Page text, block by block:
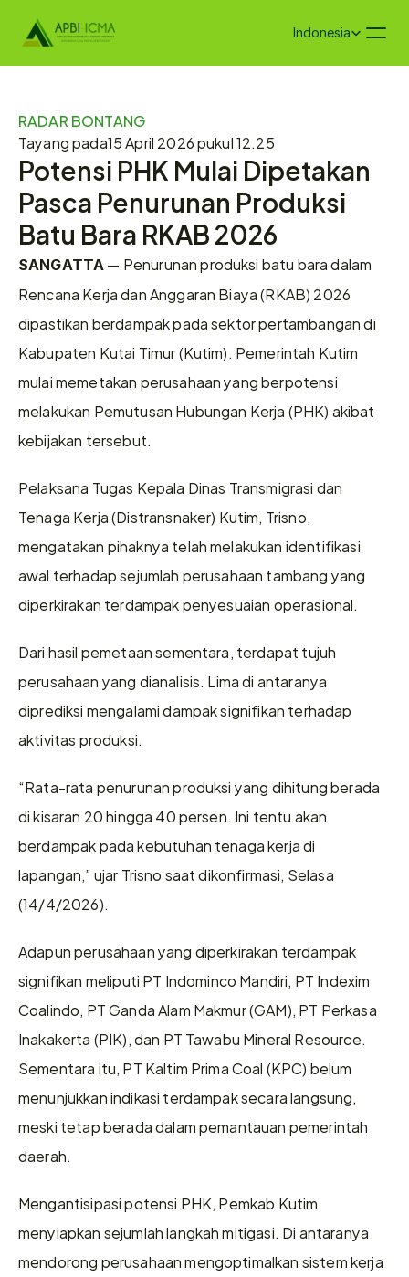
Select Language
Indonesia
RADAR BONTANG
Tayang pada15 April 2026 pukul 12.25
Potensi PHK Mulai Dipetakan
Pasca Penurunan Produksi
Batu Bara RKAB 2026
SANGATTA — Penurunan produksi batu bara dalam
Rencana Kerja dan Anggaran Biaya (RKAB) 2026
dipastikan berdampak pada sektor pertambangan di
Kabupaten Kutai Timur (Kutim). Pemerintah Kutim
mulai memetakan perusahaan yang berpotensi
melakukan Pemutusan Hubungan Kerja (PHK) akibat
kebijakan tersebut.
Pelaksana Tugas Kepala Dinas Transmigrasi dan
Tenaga Kerja (Distransnaker) Kutim, Trisno,
mengatakan pihaknya telah melakukan identifikasi
awal terhadap sejumlah perusahaan tambang yang
diperkirakan terdampak penyesuaian operasional.
Dari hasil pemetaan sementara, terdapat tujuh
perusahaan yang dianalisis. Lima di antaranya
diprediksi mengalami dampak signifikan terhadap
aktivitas produksi.
“Rata-rata penurunan produksi yang dihitung berada
di kisaran 20 hingga 40 persen. Ini tentu akan
berdampak pada kebutuhan tenaga kerja di
lapangan,” ujar Trisno saat dikonfirmasi, Selasa
(14/4/2026).
Adapun perusahaan yang diperkirakan terdampak
signifikan meliputi PT Indominco Mandiri, PT Indexim
Coalindo, PT Ganda Alam Makmur (GAM), PT Perkasa
Inakakerta (PIK), dan PT Tawabu Mineral Resource.
Sementara itu, PT Kaltim Prima Coal (KPC) belum
menunjukkan indikasi terdampak secara langsung,
meski tetap berada dalam pemantauan pemerintah
daerah.
Mengantisipasi potensi PHK, Pemkab Kutim
menyiapkan sejumlah langkah mitigasi. Di antaranya
mendorong perusahaan mengoptimalkan sistem kerja